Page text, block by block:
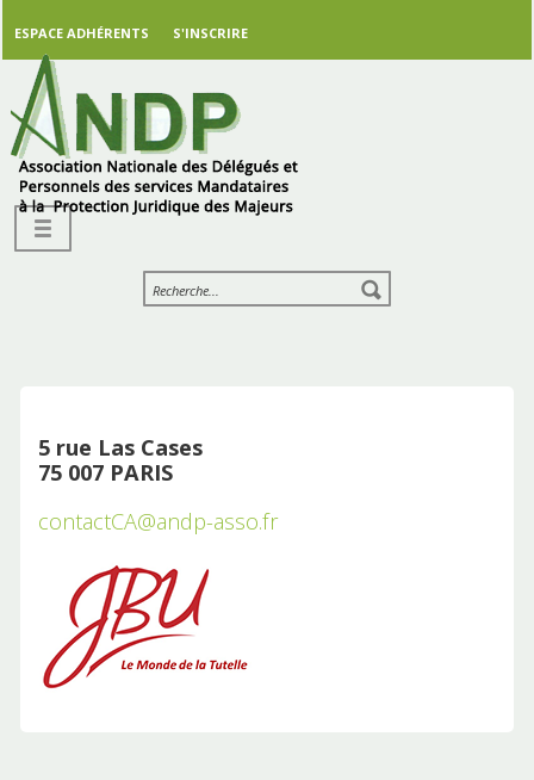
ESPACE ADHÉRENTS S'INSCRIRE
5 rue Las Cases
75 007 PARIS
contactCA@andp-asso.fr